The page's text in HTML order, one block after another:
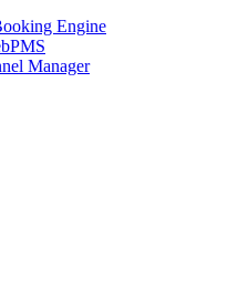
Engine
Manager